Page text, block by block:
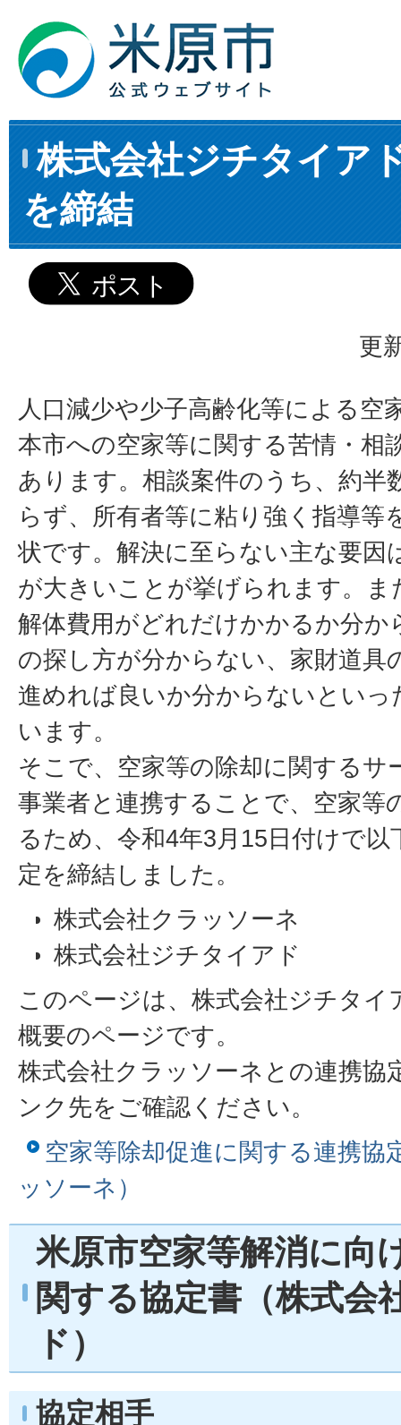
株式会社ジチタイア
を締結
更
人口減少や少子高齢化等による空
本市への空家等に関する苦情・相
あります。相談案件のうち、約半
らず、所有者等に粘り強く指導等
状です。解決に至らない主な要因
が大きいことが挙げられます。ま
解体費用がどれだけかかるか分か
の探し方が分からない、家財道具
進めれば良いか分からないとい
います。
そこで、空家等の除却に関するサ
事業者と連携することで、空家等
るため、令和4年3月15日付けで
定を締結しました。
株式会社クラッソーネ
株式会社ジチタイアド
このページは、株式会社ジチタイ
概要のページです。
株式会社クラッソーネとの連携協
ンク先をご確認ください。
空家等除却促進に関する連携協
ッソーネ）
米原市空家等解消に向
関する協定書（株式会
ド）
協定相手